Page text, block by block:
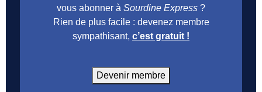
vous abonner à Sourdine Express ?
Rien de plus facile : devenez membre
sympathisant, c’est gratuit !
Devenir membre